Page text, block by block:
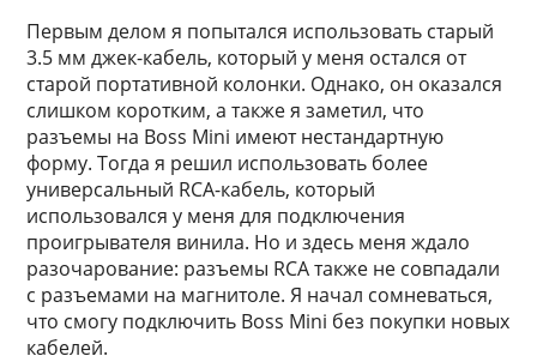
Первым делом я попытался использовать старый
3.5 мм джек-кабель, который у меня остался от
старой портативной колонки. Однако, он оказался
слишком коротким, а также я заметил, что
разъемы на Boss Mini имеют нестандартную
форму. Тогда я решил использовать более
универсальный RCA-кабель, который
использовался у меня для подключения
проигрывателя винила. Но и здесь меня ждало
разочарование: разъемы RCA также не совпадали
с разъемами на магнитоле. Я начал сомневаться,
что смогу подключить Boss Mini без покупки новых
кабелей.